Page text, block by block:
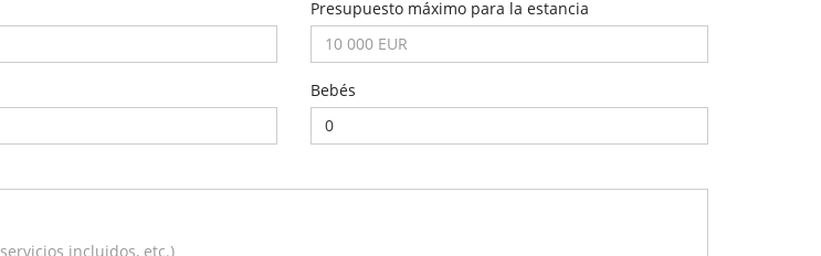
Presupuesto máximo para la estancia
Bebés